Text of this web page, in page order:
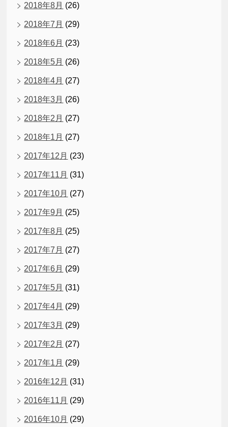
2018年8月 (26)
2018年7月 (29)
2018年6月 (23)
2018年5月 (26)
2018年4月 (27)
2018年3月 (26)
2018年2月 (27)
2018年1月 (27)
2017年12月 (23)
2017年11月 (31)
2017年10月 (27)
2017年9月 (25)
2017年8月 (25)
2017年7月 (27)
2017年6月 (29)
2017年5月 (31)
2017年4月 (29)
2017年3月 (29)
2017年2月 (27)
2017年1月 (29)
2016年12月 (31)
2016年11月 (29)
2016年10月 (29)